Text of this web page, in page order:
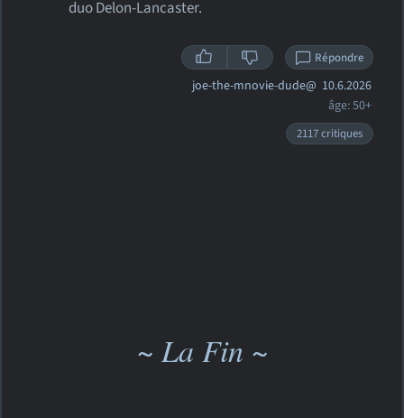
duo Delon-Lancaster.
Répondre
joe-the-mnovie-dude@ 10.6.2026
âge: 50+
2117 critiques
~ La Fin ~